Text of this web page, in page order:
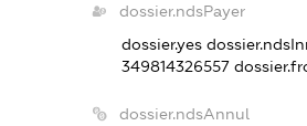
dossier.ndsPayer
dossier.yes
349814326557
dossier.ndsAnnul